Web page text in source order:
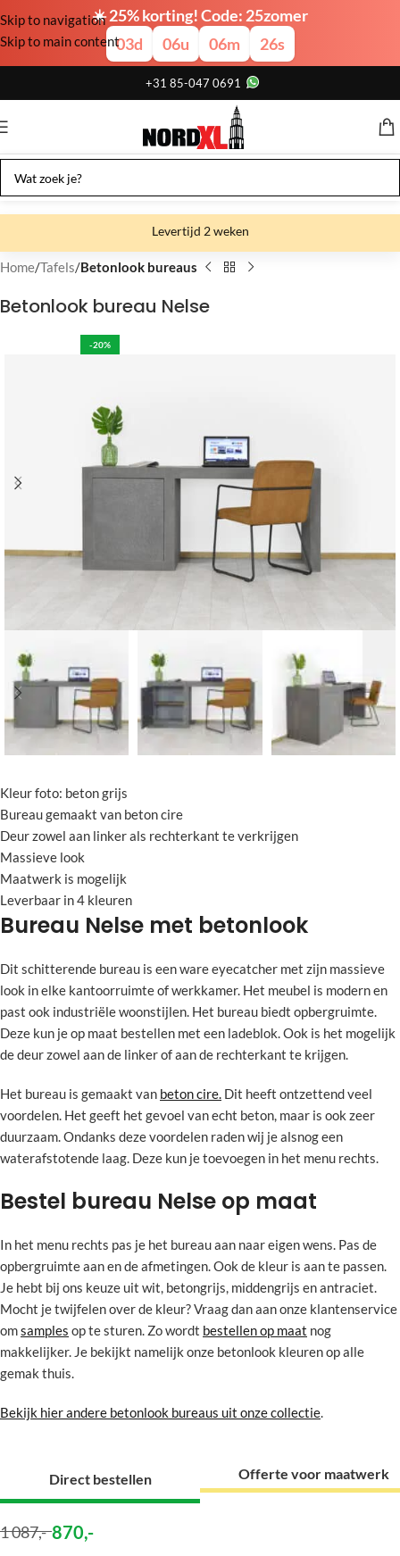
☀️ 25% korting! Code: 25zomer
03d 06u 06m 25s
Skip to navigation
Skip to main content
+31 85-047 0691
Levertijd 2 weken
Gratis verzending
Gratis afhalen
Home Tafels Betonlook bureaus
Betonlook bureau Nelse
-20%
Kleur foto: beton grijs
Bureau gemaakt van beton cire
Deur zowel aan linker als rechterkant te verkrijgen
Massieve look
Maatwerk is mogelijk
Leverbaar in 4 kleuren
Bureau Nelse met betonlook
Dit schitterende bureau is een ware eyecatcher met zijn massieve
look in elke kantoorruimte of werkkamer. Het meubel is modern en
past ook industriële woonstijlen. Het bureau biedt opbergruimte.
Deze kun je op maat bestellen met een ladeblok. Ook is het mogelijk
de deur zowel aan de linker of aan de rechterkant te krijgen.
Het bureau is gemaakt van beton cire. Dit heeft ontzettend veel
voordelen. Het geeft het gevoel van echt beton, maar is ook zeer
duurzaam. Ondanks deze voordelen raden wij je alsnog een
waterafstotende laag. Deze kun je toevoegen in het menu rechts.
Bestel bureau Nelse op maat
In het menu rechts pas je het bureau aan naar eigen wens. Pas de
opbergruimte aan en de afmetingen. Ook de kleur is aan te passen.
Je hebt bij ons keuze uit wit, betongrijs, middengrijs en antraciet.
Mocht je twijfelen over de kleur? Vraag dan aan onze klantenservice
omsamples op te sturen. Zo wordt bestellen op maat nog
makkelijker. Je bekijkt namelijk onze betonlook kleuren op alle
gemak thuis.
Bekijk hier andere betonlook bureaus uit onze collectie.
Direct bestellen Offerte voor maatwerk
1 087,- 870,-